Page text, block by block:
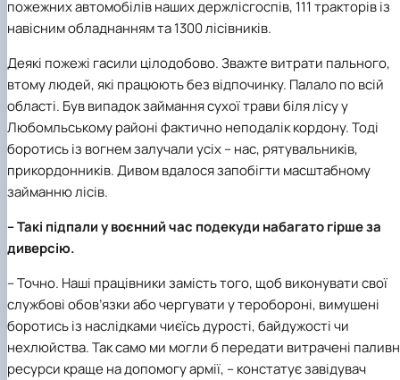
пожежних автомобілів наших держлісгоспів, 111 тракторів із
навісним обладнанням та 1300 лісівників.
Деякі пожежі гасили цілодобово. Зважте витрати пального,
втому людей, які працюють без відпочинку. Палало по всій
області. Був випадок займання сухої трави біля лісу у
Любомльському районі фактично неподалік кордону. Тоді
боротись із вогнем залучали усіх – нас, рятувальників,
прикордонників. Дивом вдалося запобігти масштабному
займанню лісів.
– Такі підпали у воєнний час подекуди набагато гірше за
диверсію.
– Точно. Наші працівники замість того, щоб виконувати свої
службові обов’язки або чергувати у теробороні, вимушені
боротись із наслідками чиєїсь дурості, байдужості чи
нехлюйства. Так само ми могли б передати витрачені
ресурси краще на допомогу армії, – констатує завідувач